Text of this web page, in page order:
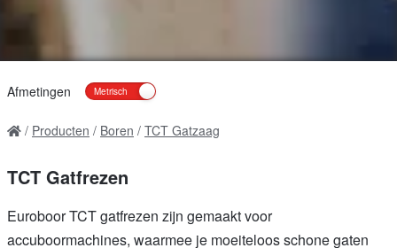
Afmetingen
Producten Boren TCT Gatzaag
TCT Gatfrezen
Euroboor TCT gatfrezen zijn gemaakt voor
accuboormachines, waarmee je moeiteloos schone gaten